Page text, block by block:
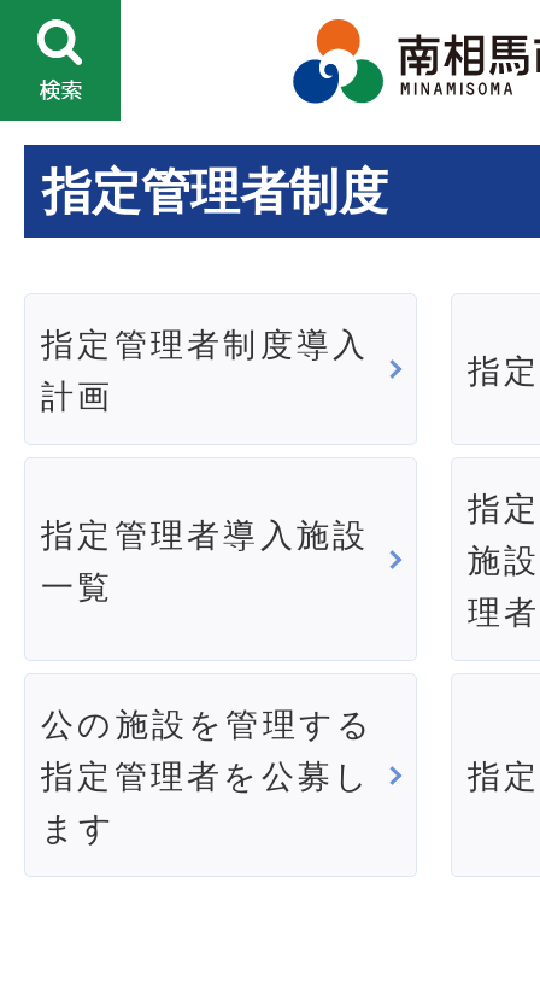
指定管理者制度
指定管理者制度導入
計画
指
指定管理者導入施設
一覧
指
施
理
公の施設を管理する
指定管理者を公募し
ます
指